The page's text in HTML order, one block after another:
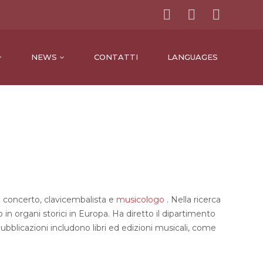
NEWS CONTATTI LANGUAGES
clavicembalista e musicologo . Nella ricerca
organi storici in Europa. Ha diretto il dipartimento
includono libri ed edizioni musicali, come